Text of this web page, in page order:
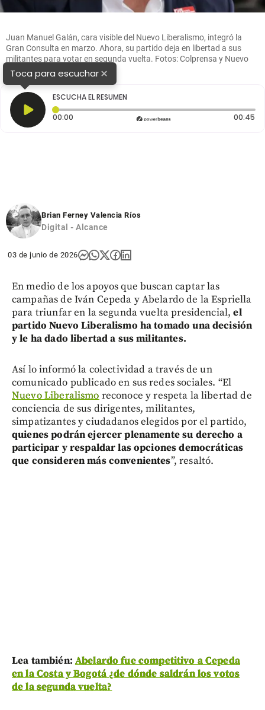
Juan Manuel Galán, cara visible del Nuevo Liberalismo, integró la
Gran Consulta en marzo. Ahora, su partido deja en libertad a sus
militantes para votar en segunda vuelta. Fotos: Colprensa y Nuevo
Liberalismo
Toca para escuchar×
ESCUCHA EL RESUMEN
00:00 Tiempo transcurrido: 0 segundos 00:45
Brian Ferney Valencia Ríos
Digital - Alcance
03 de junio de 2026
En medio de los apoyos que buscan captar las
campañas de Iván Cepeda y Abelardo de la Espriella
para triunfar en la segunda vuelta presidencial,el
partido Nuevo Liberalismo ha tomado una decisión
y le ha dado libertad a sus militantes.
Así lo informó la colectividad a través de un
comunicado publicado en sus redes sociales. “El
Nuevo Liberalismo reconoce y respeta la libertad de
conciencia de sus dirigentes, militantes,
simpatizantes y ciudadanos elegidos por el partido,
quienes podrán ejercer plenamente su derecho a
participar y respaldar las opciones democráticas
que consideren más convenientes”, resaltó.
Lea también: Abelardo fue competitivo a Cepeda
en la Costa y Bogotá ¿de dónde saldrán los votos
de la segunda vuelta?